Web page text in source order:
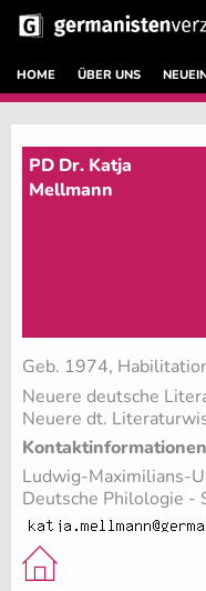
HOME ÜBER UNS
PD Dr. Katja
Mellmann
Geb. 1974,
Neuere deutsche
Neuere dt.
Ludwig-Maximilians-
Deutsche Philologie -